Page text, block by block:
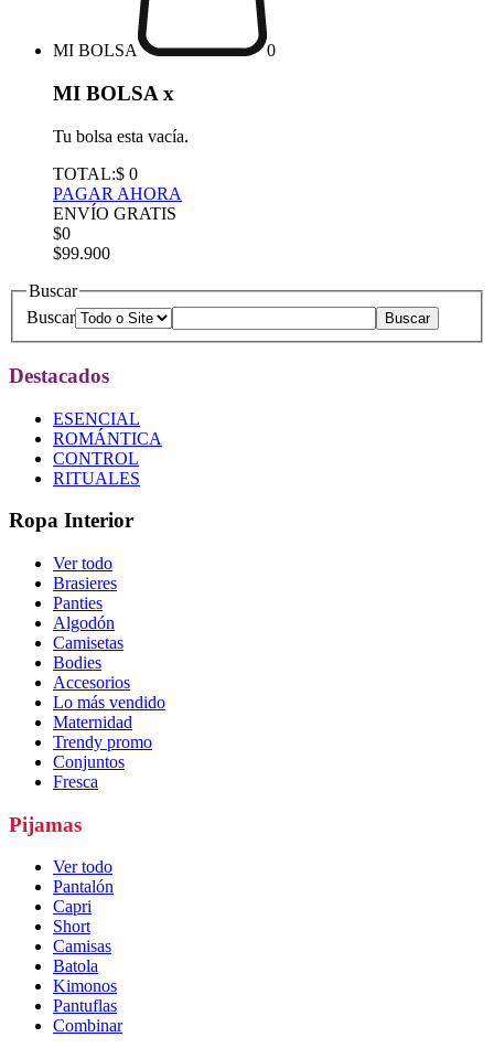
MI BOLSA 0
MI BOLSA x
Tu bolsa esta vacía.
TOTAL:$ 0
PAGAR AHORA
ENVÍO GRATIS
$0
$99.900
Buscar
Buscar
Destacados
ESENCIAL
ROMÁNTICA
CONTROL
RITUALES
Ropa Interior
Ver todo
Brasieres
Panties
Algodón
Camisetas
Bodies
Accesorios
Lo más vendido
Maternidad
Trendy promo
Conjuntos
Fresca
Pijamas
Ver todo
Pantalón
Capri
Short
Camisas
Batola
Kimonos
Pantuflas
Combinar